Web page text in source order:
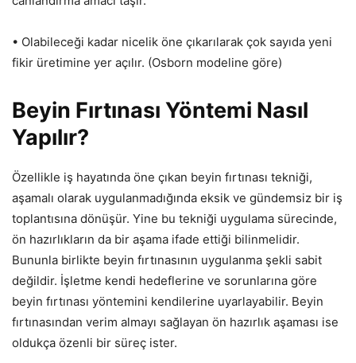
• Olabileceği kadar nicelik öne çıkarılarak çok sayıda yeni
fikir üretimine yer açılır. (Osborn modeline göre)
Beyin Fırtınası Yöntemi Nasıl
Yapılır?
Özellikle iş hayatında öne çıkan beyin fırtınası tekniği,
aşamalı olarak uygulanmadığında eksik ve gündemsiz bir iş
toplantısına dönüşür. Yine bu tekniği uygulama sürecinde,
ön hazırlıkların da bir aşama ifade ettiği bilinmelidir.
Bununla birlikte beyin fırtınasının uygulanma şekli sabit
değildir. İşletme kendi hedeflerine ve sorunlarına göre
beyin fırtınası yöntemini kendilerine uyarlayabilir. Beyin
fırtınasından verim almayı sağlayan ön hazırlık aşaması ise
oldukça özenli bir süreç ister.